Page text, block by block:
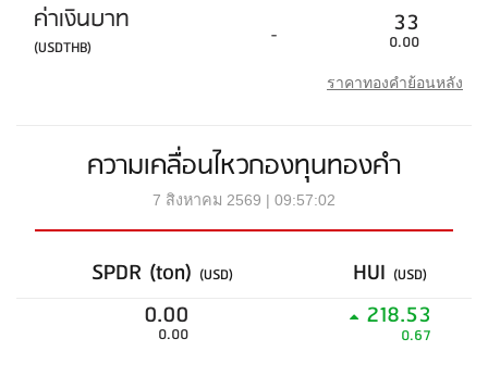
ค่าเงินบาท
(USDTHB) - 33
0.00
ราคาทองคำย้อนหลัง
ความเคลื่อนไหวกองทุนทองคำ
7 สิงหาคม 2569 | 09:57:02
SPDR (ton) (USD) HUI (USD)
0.00
0.00
218.53
0.67